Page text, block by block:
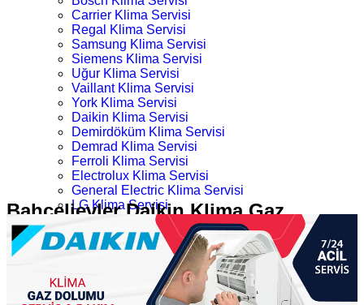
Carrier Klima Servisi
Regal Klima Servisi
Samsung Klima Servisi
Siemens Klima Servisi
Uğur Klima Servisi
Vaillant Klima Servisi
York Klima Servisi
Daikin Klima Servisi
Demirdöküm Klima Servisi
Demrad Klima Servisi
Ferroli Klima Servisi
Electrolux Klima Servisi
General Electric Klima Servisi
LG Klima Servisi
Midea Klima Servisi
Mitsubishi Klima Servisi
Profilo Klima Servisi
Bahçelievler Daikin Klima Gaz
Dolumu
Kategoriler
Bahçelievler Daikin Klima Gaz Dolumu